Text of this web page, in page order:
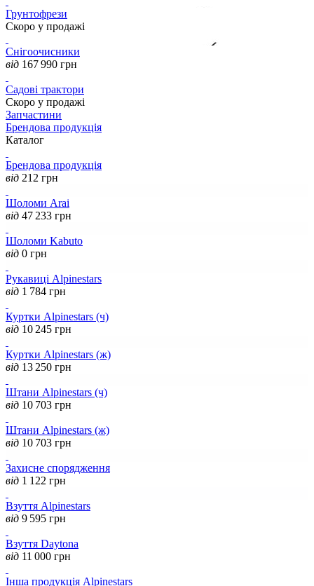
Грунтофрези
Скоро у продажі
Снігоочисники
від 167 990 грн
Садові трактори
Скоро у продажі
Запчастини
Брендова продукція
Каталог
Брендова продукція
від 212 грн
Шоломи Arai
від 47 233 грн
Шоломи Kabuto
від 0 грн
Рукавиці Alpinestars
від 1 784 грн
Куртки Alpinestars (ч)
від 10 245 грн
Куртки Alpinestars (ж)
від 13 250 грн
Штани Alpinestars (ч)
від 10 703 грн
Штани Alpinestars (ж)
від 10 703 грн
Захисне спорядження
від 1 122 грн
Взуття Alpinestars
від 9 595 грн
Взуття Daytona
від 11 000 грн
Інша продукція Alpinestars